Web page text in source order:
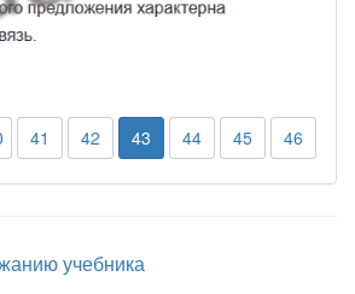
41 42 43 44 45 46
учебника